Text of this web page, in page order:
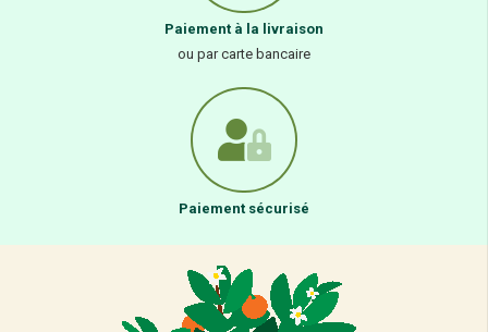
Paiement à la livraison
ou par carte bancaire
Paiement sécurisé